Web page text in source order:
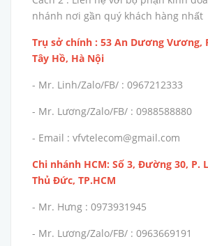
nhánh nơi gần quý khách hàng nhất
Trụ sở chính : 53 An Dương Vương,
Tây Hồ, Hà Nội
- Mr. Linh/Zalo/FB/ : 0967212333
- Mr. Lương/Zalo/FB/ : 0988588880
- Email : vfvtelecom@gmail.com
Chi nhánh HCM: Số 3, Đường 30, P.
Thủ Đức, TP.HCM
- Mr. Hưng : 0973931945
- Mr. Lương/Zalo/FB/ : 0963669191